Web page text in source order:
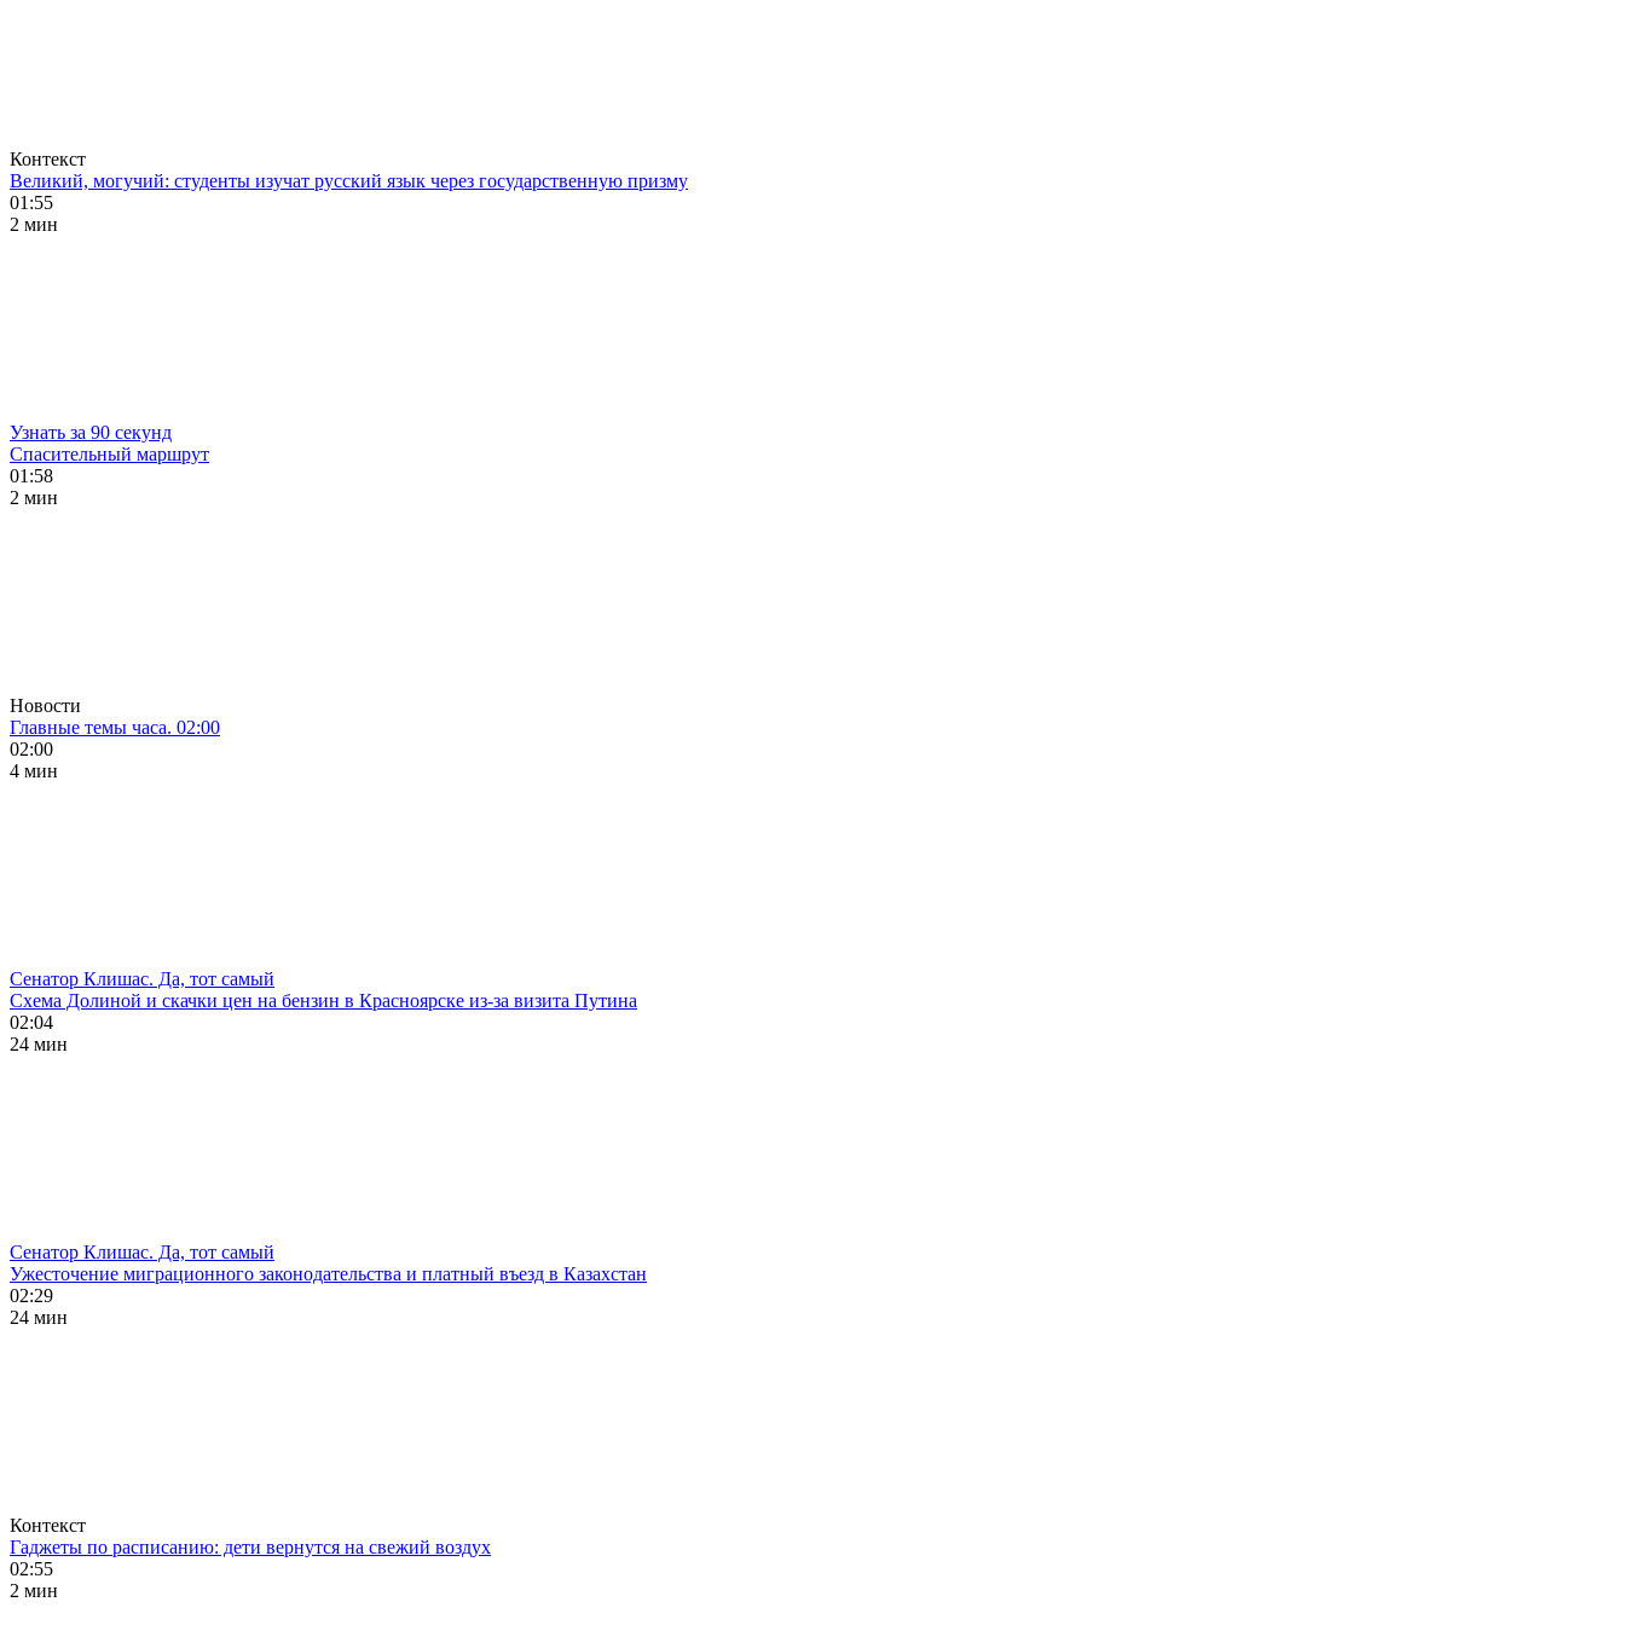
Контекст
Великий, могучий: студенты изучат русский язык через государственную призму
01:55
2 мин
Узнать за 90 секунд
Спасительный маршрут
01:58
2 мин
Новости
Главные темы часа. 02:00
02:00
4 мин
Сенатор Клишас. Да, тот самый
Схема Долиной и скачки цен на бензин в Красноярске из-за визита Путина
02:04
24 мин
Сенатор Клишас. Да, тот самый
Ужесточение миграционного законодательства и платный въезд в Казахстан
02:29
24 мин
Контекст
Гаджеты по расписанию: дети вернутся на свежий воздух
02:55
2 мин